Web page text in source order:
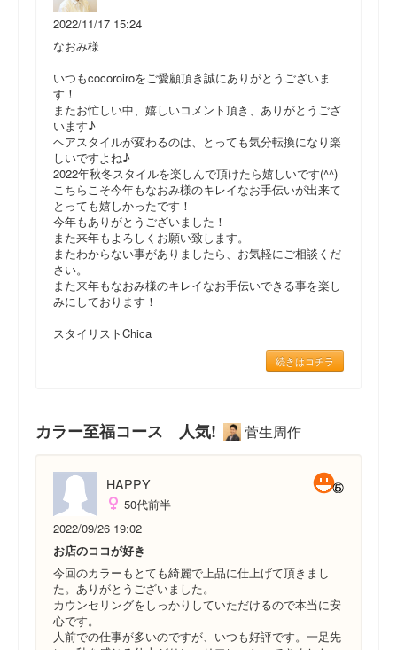
2022/11/17 15:24
なおみ様
いつもcocoroiroをご愛顧頂き誠にありがとうございま
す！
またお忙しい中、嬉しいコメント頂き、ありがとうござ
います♪
ヘアスタイルが変わるのは、とっても気分転換になり楽
しいですよね♪
2022年秋冬スタイルを楽しんで頂けたら嬉しいです(^^)
こちらこそ今年もなおみ様のキレイなお手伝いが出来て
とっても嬉しかったです！
今年もありがとうございました！
また来年もよろしくお願い致します。
またわからない事がありましたら、お気軽にご相談くだ
さい。
また来年もなおみ様のキレイなお手伝いできる事を楽し
みにしております！
スタイリストChica
続きはコチラ
カラー至福コース 人気! 菅生周作
HAPPY
50代前半
2022/09/26 19:02
お店のココが好き
今回のカラーもとても綺麗で上品に仕上げて頂きまし
た。ありがとうございました。
カウンセリングをしっかりしていただけるので本当に安
心です。
人前での仕事が多いのですが、いつも好評です。一足先